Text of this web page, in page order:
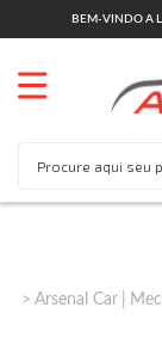
BEM-VINDO A
Arsenal Car